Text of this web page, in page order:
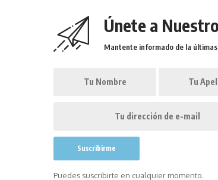
Únete a
Mantente informado de la
Puedes suscribirte en cualquier momento.